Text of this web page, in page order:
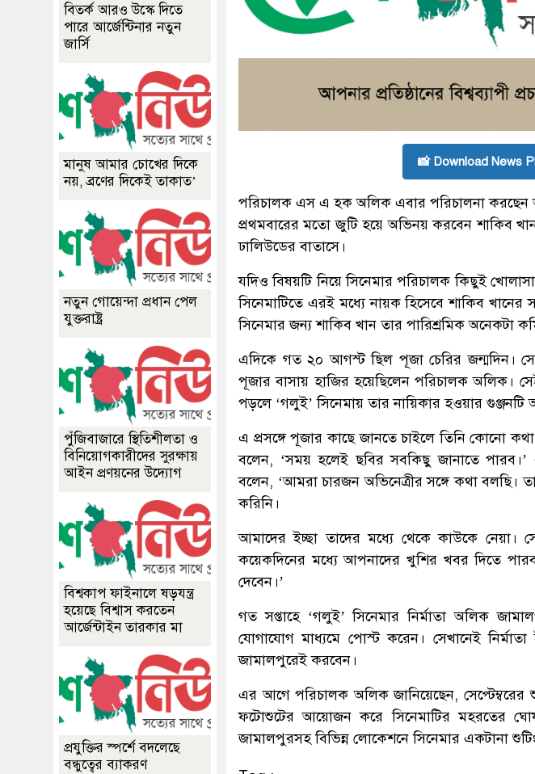
📸 Download News
পরিচালক এস এ হক অলিক এবার পরিচালনা করছেন
প্রথমবারের মতো জুটি হয়ে অভিনয় করবেন শাকিব
ঢালিউডের বাতাসে।
যদিও বিষয়টি নিয়ে সিনেমার পরিচালক কিছুই
সিনেমাটিতে এরই মধ্যে নায়ক হিসেবে শাকিব খানের
সিনেমার জন্য শাকিব খান তার পারিশ্রমিক অনেকটা
এদিকে গত ২০ আগস্ট ছিল পূজা চেরির জন্মদিন।
পূজার বাসায় হাজির হয়েছিলেন পরিচালক অলিক।
পড়লে ‘গলুই’ সিনেমায় তার নায়িকার হওয়ার
এ প্রসঙ্গে পূজার কাছে জানতে চাইলে তিনি কোনো
বলেন, ‘সময় হলেই ছবির সবকিছু জানাতে পারব।’
বলেন, ‘আমরা চারজন অভিনেত্রীর সঙ্গে কথা
করিনি।
আমাদের ইচ্ছা তাদের মধ্যে থেকে কাউকে
কয়েকদিনের মধ্যে আপনাদের খুশির খবর দিতে
দেবেন।’
গত সপ্তাহে ‘গলুই’ সিনেমার নির্মাতা অলিক
যোগাযোগ মাধ্যমে পোস্ট করেন। সেখানেই নির্মাতা
জামালপুরেই করবেন।
এর আগে পরিচালক অলিক জানিয়েছেন, সেপ্টেম্বরের
ফটোশুটের আয়োজন করে সিনেমাটির মহরতের
জামালপুরসহ বিভিন্ন লোকেশনে সিনেমার একটানা
বিতর্ক আরও উস্কে দিতে
পারে আর্জেন্টিনার নতুন
জার্সি
মানুষ আমার চোখের দিকে
নয়, ব্রণের দিকেই তাকাত’
নতুন গোয়েন্দা প্রধান পেল
যুক্তরাষ্ট্র
পুঁজিবাজারে স্থিতিশীলতা ও
বিনিয়োগকারীদের সুরক্ষায়
আইন প্রণয়নের উদ্যোগ
বিশ্বকাপ ফাইনালে ষড়যন্ত্র
হয়েছে বিশ্বাস করতেন
আর্জেন্টাইন তারকার মা
প্রযুক্তির স্পর্শে বদলেছে
বন্ধুত্বের ব্যাকরণ